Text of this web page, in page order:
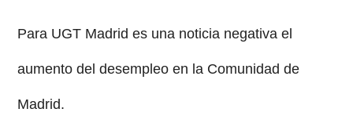
Para UGT Madrid es una noticia negativa el
aumento del desempleo en la Comunidad de
Madrid.